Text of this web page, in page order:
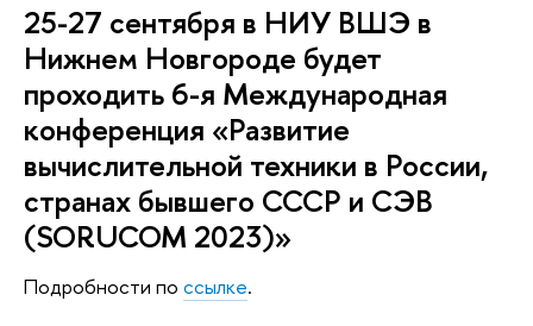
25-27 сентября в НИУ ВШЭ в
Нижнем Новгороде будет
проходить 6-я Международная
конференция «Развитие
вычислительной техники в России,
странах бывшего СССР и СЭВ
(SORUCOM 2023)»
Подробности по ссылке.